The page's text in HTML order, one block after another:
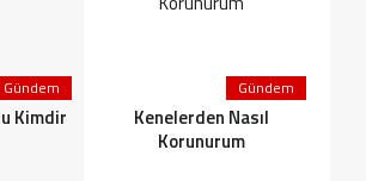
Gündem
Kimdir
Gündem
Kenelerden Nasıl
Korunurum